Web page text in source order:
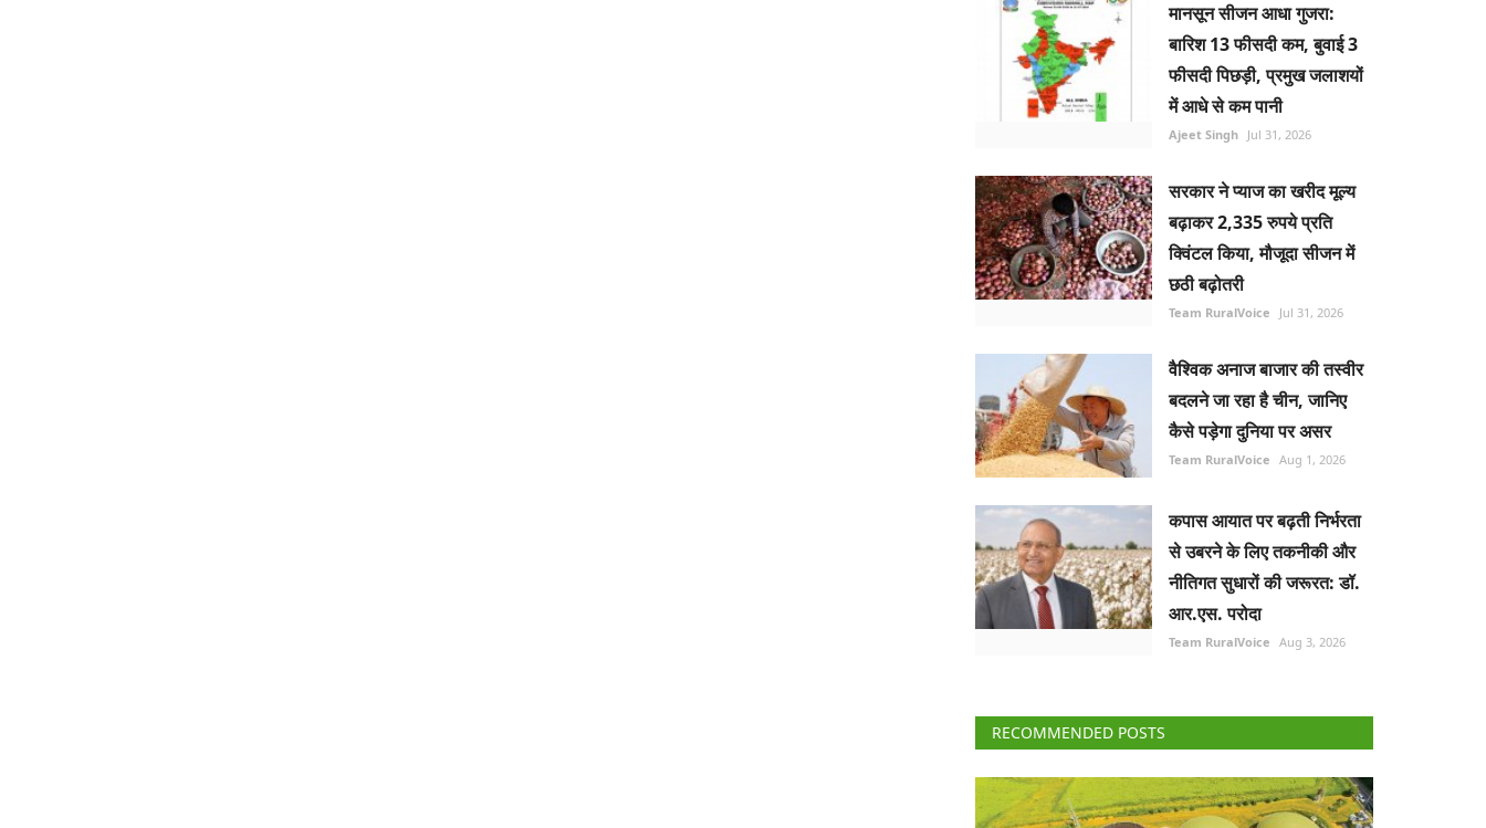
मानसून सीजन आधा गुजरा:
बारिश 13 फीसदी कम, बुवाई 3
फीसदी पिछड़ी, प्रमुख जलाशयों
में आधे से कम पानी
Ajeet Singh Jul 31, 2026
सरकार ने प्याज का खरीद मूल्य
बढ़ाकर 2,335 रुपये प्रति
क्विंटल किया, मौजूदा सीजन में
छठी बढ़ोतरी
Team RuralVoice Jul 31, 2026
वैश्विक अनाज बाजार की तस्वीर
बदलने जा रहा है चीन, जानिए
कैसे पड़ेगा दुनिया पर असर
Team RuralVoice Aug 1, 2026
कपास आयात पर बढ़ती निर्भरता
से उबरने के लिए तकनीकी और
नीतिगत सुधारों की जरूरत: डॉ.
आर.एस. परोदा
Team RuralVoice Aug 3, 2026
RECOMMENDED POSTS